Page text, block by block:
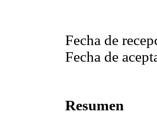
Fecha de
Fecha de
Resumen